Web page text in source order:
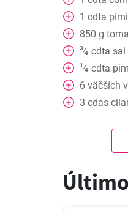
1 cdta
850 g
3⁄4 cdta sal
1⁄4 cdta
6 väčších
3 cdas